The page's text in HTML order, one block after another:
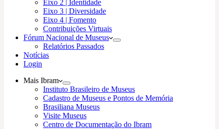
Eixo 2 | Identidade
Eixo 3 | Diversidade
Eixo 4 | Fomento
Contribuições Virtuais
Fórum Nacional de Museus
Relatórios Passados
Notícias
Login
Mais Ibram
Instituto Brasileiro de Museus
Cadastro de Museus e Pontos de Memória
Brasiliana Museus
Visite Museus
Centro de Documentação do Ibram